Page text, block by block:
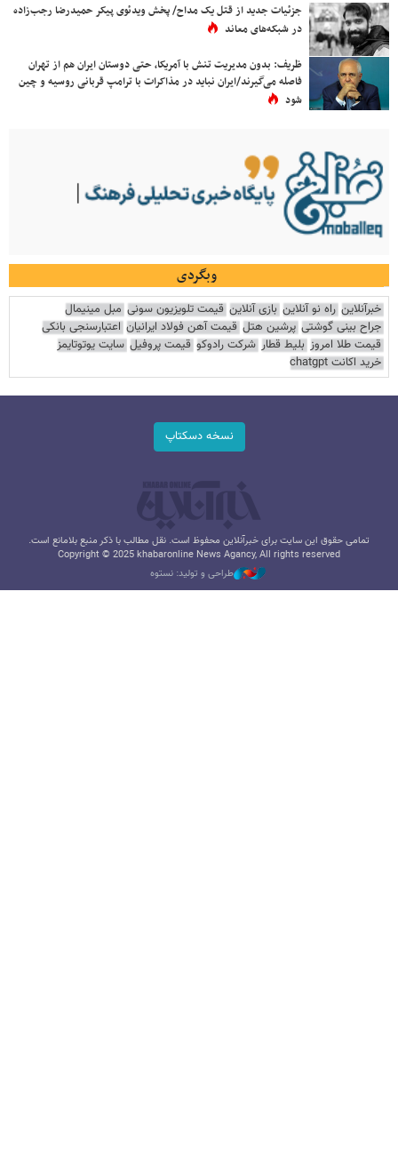
جزئیات جدید از قتل یک مداح/ پخش ویدئوی پیکر حمیدرضا رجب‌زاده
در شبکه‌های معاند
ظریف: بدون مدیریت تنش با آمریکا، حتی دوستان ایران هم از تهران
فاصله می‌گیرند/ایران نباید در مذاکرات با ترامپ قربانی روسیه و چین
شود
وبگردی
خبرآنلاین راه نو آنلاین بازی آنلاین قیمت تلویزیون سونی مبل مینیمال
جراح بینی گوشتی پرشین هتل قیمت آهن فولاد ایرانیان اعتبارسنجی بانکی
قیمت طلا امروز بلیط قطار شرکت رادوکو قیمت پروفیل سایت یوتوتایمز
خرید اکانت chatgpt
نسخه دسکتاپ
تمامی حقوق این سایت برای خبرآنلاین محفوظ است. نقل مطالب با ذکر منبع بلامانع است.
Copyright © 2025 khabaronline News Agancy, All rights reserved
طراحی و تولید: نستوه